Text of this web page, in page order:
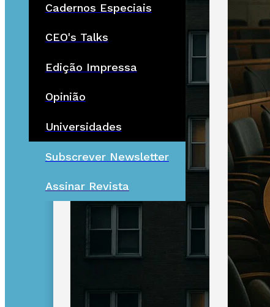
Cadernos Especiais
CEO's Talks
Edição Impressa
Opinião
Universidades
Subscrever Newsletter
Assinar Revista